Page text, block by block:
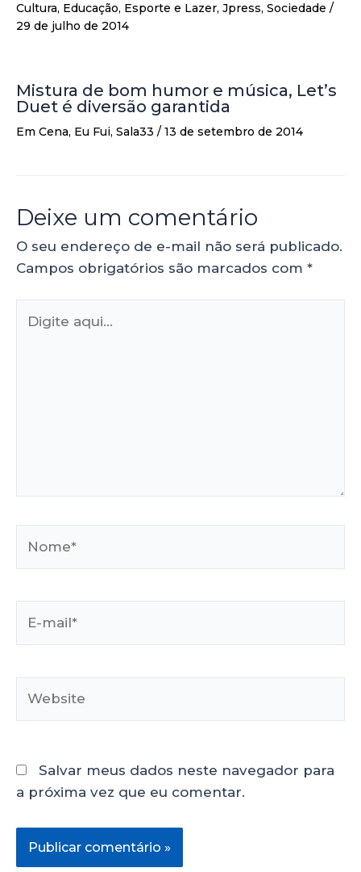
Cultura, Educação, Esporte e Lazer, Jpress, Sociedade /
29 de julho de 2014
Mistura de bom humor e música, Let’s
Duet é diversão garantida
Em Cena, Eu Fui, Sala33 / 13 de setembro de 2014
Deixe um comentário
O seu endereço de e-mail não será publicado.
Campos obrigatórios são marcados com *
Salvar meus dados neste navegador para
a próxima vez que eu comentar.